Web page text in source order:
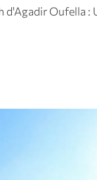
d'Agadir Oufella :